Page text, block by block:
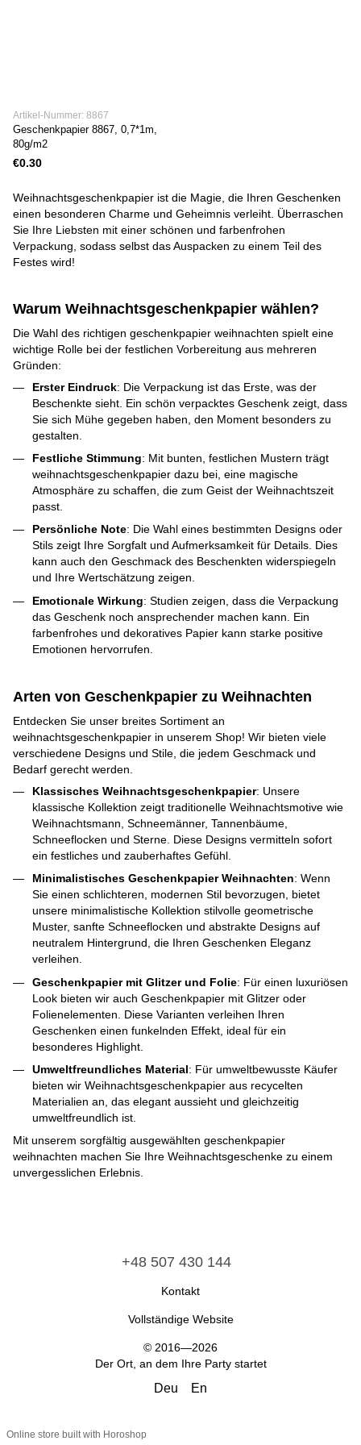
Weihnachtsgeschenkpapier ist die Magie, die Ihren Geschenken
einen besonderen Charme und Geheimnis verleiht. Überraschen
Sie Ihre Liebsten mit einer schönen und farbenfrohen
Verpackung, sodass selbst das Auspacken zu einem Teil des
Festes wird!
Warum Weihnachtsgeschenkpapier wählen?
Die Wahl des richtigen geschenkpapier weihnachten spielt eine
wichtige Rolle bei der festlichen Vorbereitung aus mehreren
Gründen:
Erster Eindruck: Die Verpackung ist das Erste, was der
Beschenkte sieht. Ein schön verpacktes Geschenk zeigt, dass
Sie sich Mühe gegeben haben, den Moment besonders zu
gestalten.
Festliche Stimmung: Mit bunten, festlichen Mustern trägt
weihnachtsgeschenkpapier dazu bei, eine magische
Atmosphäre zu schaffen, die zum Geist der Weihnachtszeit
passt.
Persönliche Note: Die Wahl eines bestimmten Designs oder
Stils zeigt Ihre Sorgfalt und Aufmerksamkeit für Details. Dies
kann auch den Geschmack des Beschenkten widerspiegeln
und Ihre Wertschätzung zeigen.
Emotionale Wirkung: Studien zeigen, dass die Verpackung
das Geschenk noch ansprechender machen kann. Ein
farbenfrohes und dekoratives Papier kann starke positive
Emotionen hervorrufen.
Arten von Geschenkpapier zu Weihnachten
Entdecken Sie unser breites Sortiment an
weihnachtsgeschenkpapier in unserem Shop! Wir bieten viele
verschiedene Designs und Stile, die jedem Geschmack und
Bedarf gerecht werden.
Klassisches Weihnachtsgeschenkpapier: Unsere
klassische Kollektion zeigt traditionelle Weihnachtsmotive wie
Weihnachtsmann, Schneemänner, Tannenbäume,
Schneeflocken und Sterne. Diese Designs vermitteln sofort
ein festliches und zauberhaftes Gefühl.
Minimalistisches Geschenkpapier Weihnachten: Wenn
Sie einen schlichteren, modernen Stil bevorzugen, bietet
unsere minimalistische Kollektion stilvolle geometrische
Muster, sanfte Schneeflocken und abstrakte Designs auf
neutralem Hintergrund, die Ihren Geschenken Eleganz
verleihen.
Geschenkpapier mit Glitzer und Folie: Für einen luxuriösen
Look bieten wir auch Geschenkpapier mit Glitzer oder
Folienelementen. Diese Varianten verleihen Ihren
Geschenken einen funkelnden Effekt, ideal für ein
besonderes Highlight.
Umweltfreundliches Material: Für umweltbewusste Käufer
bieten wir Weihnachtsgeschenkpapier aus recycelten
Materialien an, das elegant aussieht und gleichzeitig
umweltfreundlich ist.
Mit unserem sorgfältig ausgewählten geschenkpapier
weihnachten machen Sie Ihre Weihnachtsgeschenke zu einem
unvergesslichen Erlebnis.
Artikel-Nummer: 8867
Geschenkpapier 8867, 0,7*1m,
80g/m2
€0.30
+48 507 430 144
Kontakt
Vollständige Website
© 2016—2026
Der Ort, an dem Ihre Party startet
Deu En
Online store built with Horoshop